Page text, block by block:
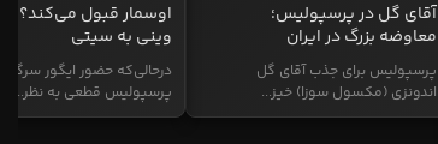
آقای گل در پرسپولیس؛
معاوضه بزرگ در ایران
پرسپولیس برای جذب آقای گل
اندونزی (مکسول سوزا) خیز...
اوسمار قبول می‌کند؟
وینی به سیتی
درحالی‌که حضور ایگور
پرسپولیس قطعی به نظر...